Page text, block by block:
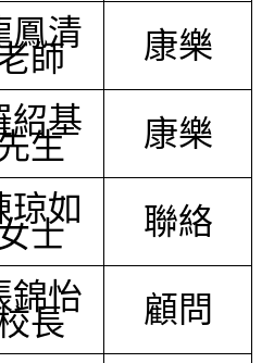
鳳清
師 康樂
紹基
生 康樂
琼如
士 聯絡
錦怡
長 顧問